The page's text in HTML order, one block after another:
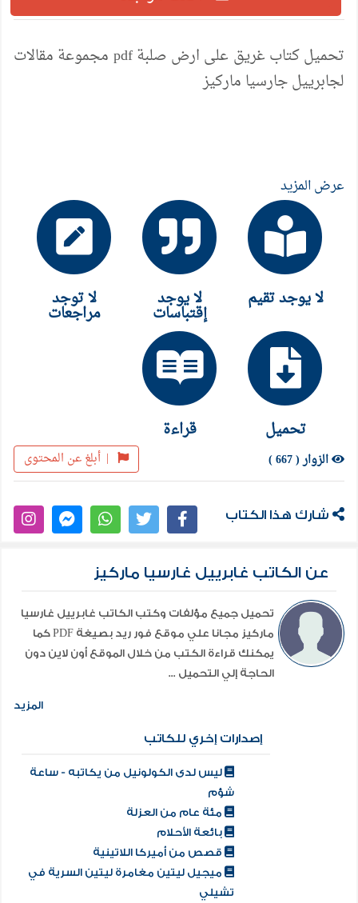
تحميل كتاب غريق على ارض صلبة pdf مجموعة مقالات
لجابرييل جارسيا ماركيز
عرض المزيد
لا يوجد تقيم لا يوجد
إقتباسات
لا توجد
مراجعات
تحميل قراءة
| أبلغ عن المحتوى الزوار ( 667 )
شارك هذا الكتاب
عن الكاتب غابرييل غارسيا ماركيز
تحميل جميع مؤلفات وكتب الكاتب غابرييل غارسيا
ماركيز مجانا علي موقع فور ريد بصيغة PDF كما
يمكنك قراءة الكتب من خلال الموقع أون لاين دون
الحاجة إلي التحميل ...
المزيد
إصدارات إخري للكاتب
ليس لدى الكولونيل من يكاتبه - ساعة
شؤم
مئة عام من العزلة
بائعة الأحلام
قصص من أميركا اللاتينية
ميجيل ليتين مغامرة ليتين السرية في
تشيلي